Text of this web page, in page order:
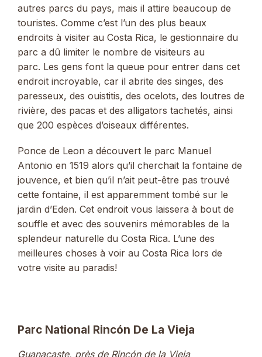
autres parcs du pays, mais il attire beaucoup de
touristes. Comme c’est l’un des plus beaux
endroits à visiter au Costa Rica, le gestionnaire du
parc a dû limiter le nombre de visiteurs au
parc. Les gens font la queue pour entrer dans cet
endroit incroyable, car il abrite des singes, des
paresseux, des ouistitis, des ocelots, des loutres de
rivière, des pacas et des alligators tachetés, ainsi
que 200 espèces d’oiseaux différentes.
Ponce de Leon a découvert le parc Manuel
Antonio en 1519 alors qu’il cherchait la fontaine de
jouvence, et bien qu’il n’ait peut-être pas trouvé
cette fontaine, il est apparemment tombé sur le
jardin d’Eden. Cet endroit vous laissera à bout de
souffle et avec des souvenirs mémorables de la
splendeur naturelle du Costa Rica. L’une des
meilleures choses à voir au Costa Rica lors de
votre visite au paradis!
Parc National Rincón De La Vieja
Guanacaste, près de Rincón de la Vieja